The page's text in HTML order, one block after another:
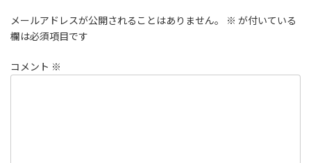
メールアドレスが公開されることはありません。 ※ が付いている
欄は必須項目です
コメント ※